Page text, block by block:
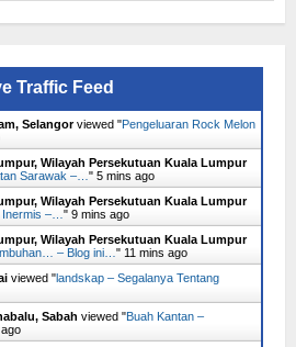
Traffic Feed
Selangorviewed "Pengeluaran Rock Melon
Wilayah Persekutuan Kuala Lumpur
Sarawak –… " 5 mins ago
Wilayah Persekutuan Kuala Lumpur
–… " 9 mins ago
Wilayah Persekutuan Kuala Lumpur
– Blog ini… " 11 mins ago
viewed "landskap – Segalanya Tentang
Sabah viewed "Buah Kantan –